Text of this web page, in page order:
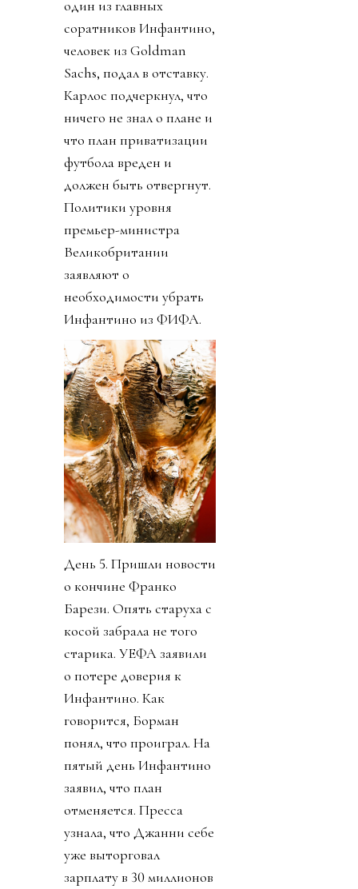
один из главных
соратников Инфантино,
человек из Goldman
Sachs, подал в отставку.
Карлос подчеркнул, что
ничего не знал о плане и
что план приватизации
футбола вреден и
должен быть отвергнут.
Политики уровня
премьер-министра
Великобритании
заявляют о
необходимости убрать
Инфантино из ФИФА.
День 5. Пришли новости
о кончине Франко
Барези. Опять старуха с
косой забрала не того
старика. УЕФА заявили
о потере доверия к
Инфантино. Как
говорится, Борман
понял, что проиграл. На
пятый день Инфантино
заявил, что план
отменяется. Пресса
узнала, что Джанни себе
уже выторговал
зарплату в 30 миллионов